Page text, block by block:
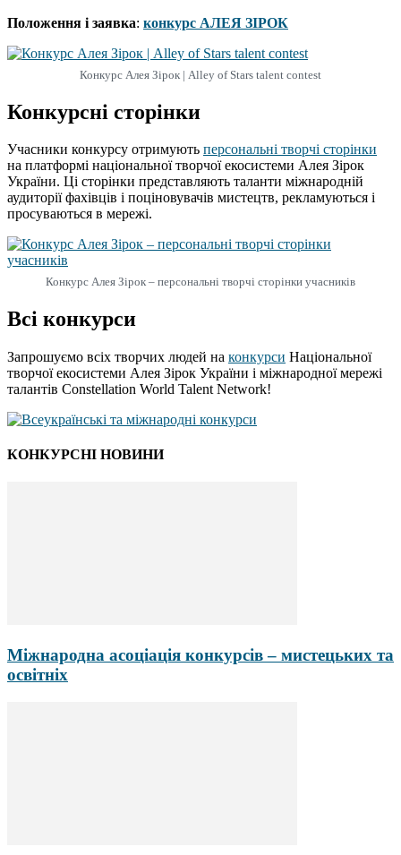
Положення і заявка: конкурс АЛЕЯ ЗІРОК
Конкурс Алея Зірок | Alley of Stars talent contest
Конкурсні сторінки
Учасники конкурсу отримують персональні творчі сторінки
на платформі національної творчої екосистеми Алея Зірок
України. Ці сторінки представляють таланти міжнародній
аудиторії фахівців і поціновувачів мистецтв, рекламуються і
просуваються в мережі.
Конкурс Алея Зірок – персональні творчі сторінки учасників
Всі конкурси
Запрошуємо всіх творчих людей на конкурси Національної
творчої екосистеми Алея Зірок України і міжнародної мережі
талантів Constellation World Talent Network!
КОНКУРСНІ НОВИНИ
Міжнародна асоціація конкурсів – мистецьких та
освітніх